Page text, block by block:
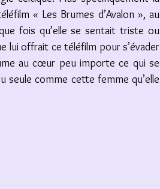
« Les Brumes d’Avalon », au
fois qu’elle se sentait triste ou
lui offrait ce téléfilm pour s’évader
au cœur peu importe ce qui se
seule comme cette femme qu’elle